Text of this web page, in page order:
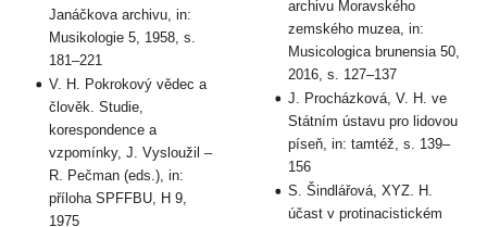
Janáčkova archivu, in:
Musikologie 5, 1958, s.
181–221
V. H. Pokrokový vědec a
člověk. Studie,
korespondence a
vzpomínky, J. Vysloužil –
R. Pečman (eds.), in:
příloha SPFFBU, H 9,
1975
archivu Moravského
zemského muzea, in:
Musicologica brunensia 50,
2016, s. 127–137
J. Procházková, V. H. ve
Státním ústavu pro lidovou
píseň, in: tamtéž, s. 139–
156
S. Šindlářová, XYZ. H.
účast v protinacistickém